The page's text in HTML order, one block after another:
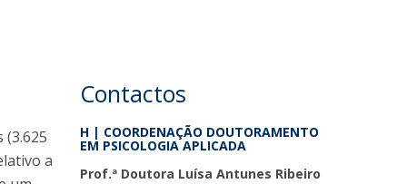
Licenciatura em Psicologia
Qui, 03 Set 2026 - 18:30
Office
Serviços Académicos
Tesouraria
Vida no campus
Portal Career Services
a
Contactos
H | COORDENAÇÃO DOUTORAMENTO
EM PSICOLOGIA APLICADA
Prof.ª Doutora Luísa Antunes Ribeiro